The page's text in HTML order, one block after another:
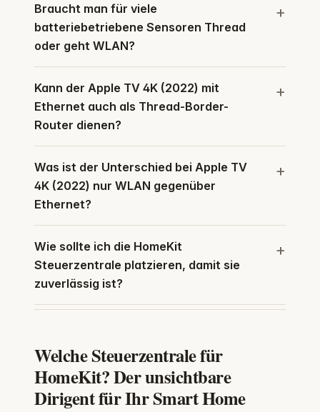
Braucht man für viele
batteriebetriebene Sensoren Thread
oder geht WLAN?
Kann der Apple TV 4K (2022) mit
Ethernet auch als Thread-Border-
Router dienen?
Was ist der Unterschied bei Apple TV
4K (2022) nur WLAN gegenüber
Ethernet?
Wie sollte ich die HomeKit
Steuerzentrale platzieren, damit sie
zuverlässig ist?
Welche Steuerzentrale für
HomeKit? Der unsichtbare
Dirigent für Ihr Smart Home